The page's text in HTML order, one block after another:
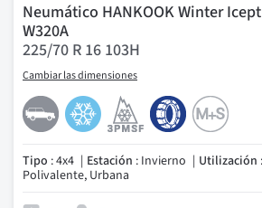
Neumático HANKOOK Winter
W320A
225/70 R 16 103H
Cambiar las dimensiones
Tipo : 4x4 Estación : Invierno Utilización :
Polivalente, Urbana